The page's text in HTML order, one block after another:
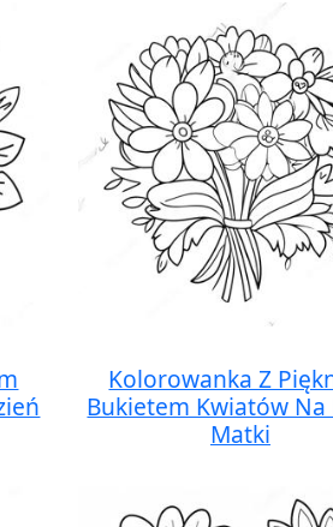
Kolorowanka Z
Bukietem Kwiatów Na
Matki